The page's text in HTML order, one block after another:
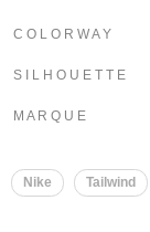
C O L O R W A Y
S I L H O U E T T E
M A R Q U E
Nike Tailwind